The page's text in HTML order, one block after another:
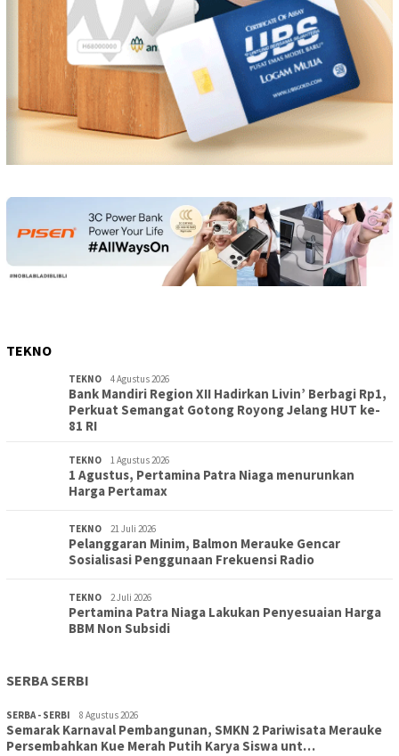
TEKNO
TEKNO 4 Agustus 2026
Bank Mandiri Region XII Hadirkan Livin’ Berbagi Rp1,
Perkuat Semangat Gotong Royong Jelang HUT ke-
81 RI
TEKNO 1 Agustus 2026
1 Agustus, Pertamina Patra Niaga menurunkan
Harga Pertamax
TEKNO 21 Juli 2026
Pelanggaran Minim, Balmon Merauke Gencar
Sosialisasi Penggunaan Frekuensi Radio
TEKNO 2 Juli 2026
Pertamina Patra Niaga Lakukan Penyesuaian Harga
BBM Non Subsidi
SERBA SERBI
SERBA - SERBI 8 Agustus 2026
Semarak Karnaval Pembangunan, SMKN 2 Pariwisata Merauke
Persembahkan Kue Merah Putih Karya Siswa unt…
TOPIK 8 Agustus 2026